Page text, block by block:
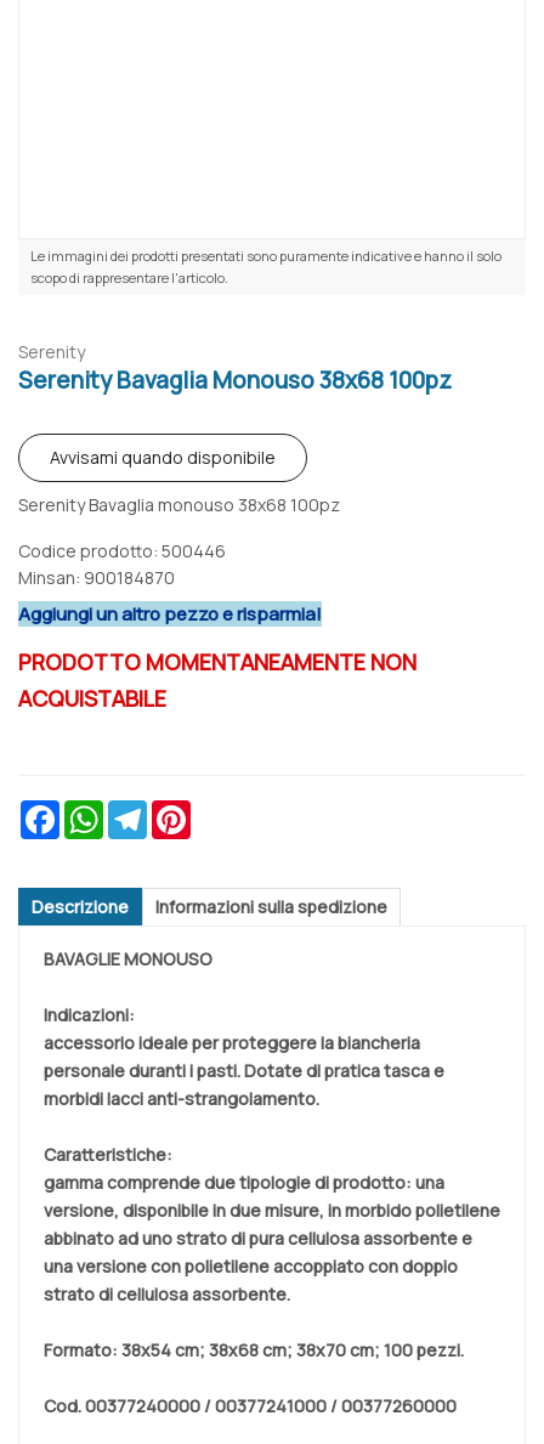
Le immagini dei prodotti presentati sono puramente indicative e hanno il solo
scopo di rappresentare l'articolo.
Serenity
Serenity Bavaglia Monouso 38x68 100pz
Avvisami quando disponibile
Serenity Bavaglia monouso 38x68 100pz
Codice prodotto: 500446
Minsan: 900184870
Aggiungi un altro pezzo e risparmia!
PRODOTTO MOMENTANEAMENTE NON
ACQUISTABILE
FacebookWhatsAppTelegram
Descrizione Informazioni sulla spedizione
BAVAGLIE MONOUSO
Indicazioni:
accessorio ideale per proteggere la biancheria
personale duranti i pasti. Dotate di pratica tasca e
morbidi lacci anti-strangolamento.
Caratteristiche:
gamma comprende due tipologie di prodotto: una
versione, disponibile in due misure, in morbido polietilene
abbinato ad uno strato di pura cellulosa assorbente e
una versione con polietilene accoppiato con doppio
strato di cellulosa assorbente.
Formato: 38x54 cm; 38x68 cm; 38x70 cm; 100 pezzi.
Cod.00377240000 / 00377241000 / 00377260000